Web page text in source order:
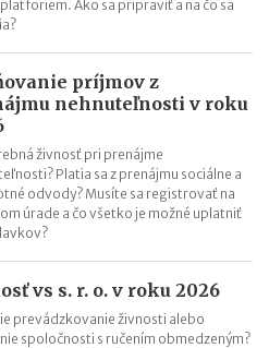
Ako sa pripraviť a na čo sa
príjmov z
nehnuteľnosti v roku
živnosť pri prenájme
Platia sa z prenájmu sociálne a
odvody? Musíte sa registrovať na
úrade a čo všetko je možné uplatniť
vs s. r. o. v roku 2026
prevádzkovanie živnosti alebo
spoločnosti s ručením obmedzeným?